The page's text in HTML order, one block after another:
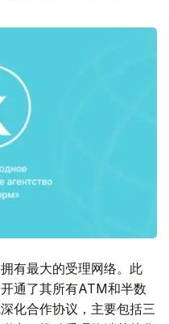
有最大的受理网络。此
通了其所有ATM和半数
化合作协议，主要包括三